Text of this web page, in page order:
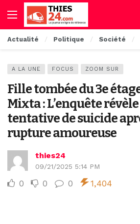
Actualité Politique Société
A LA UNE FOCUS ZOOM SUR
Fille tombée du 3e
Mixta : L’enquête
tentative de suicide
rupture amoureuse
thies24
09/21/2025 5:14 PM
0 0 0 1,404